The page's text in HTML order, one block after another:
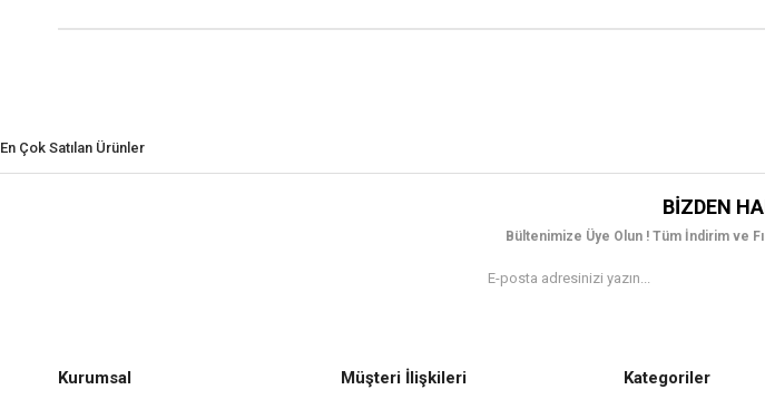
En Çok Satılan Ürünler
BIZDEN
Bültenimize Üye Olun ! Tüm İndirim ve
Kurumsal Müşteri İlişkileri Kategoriler